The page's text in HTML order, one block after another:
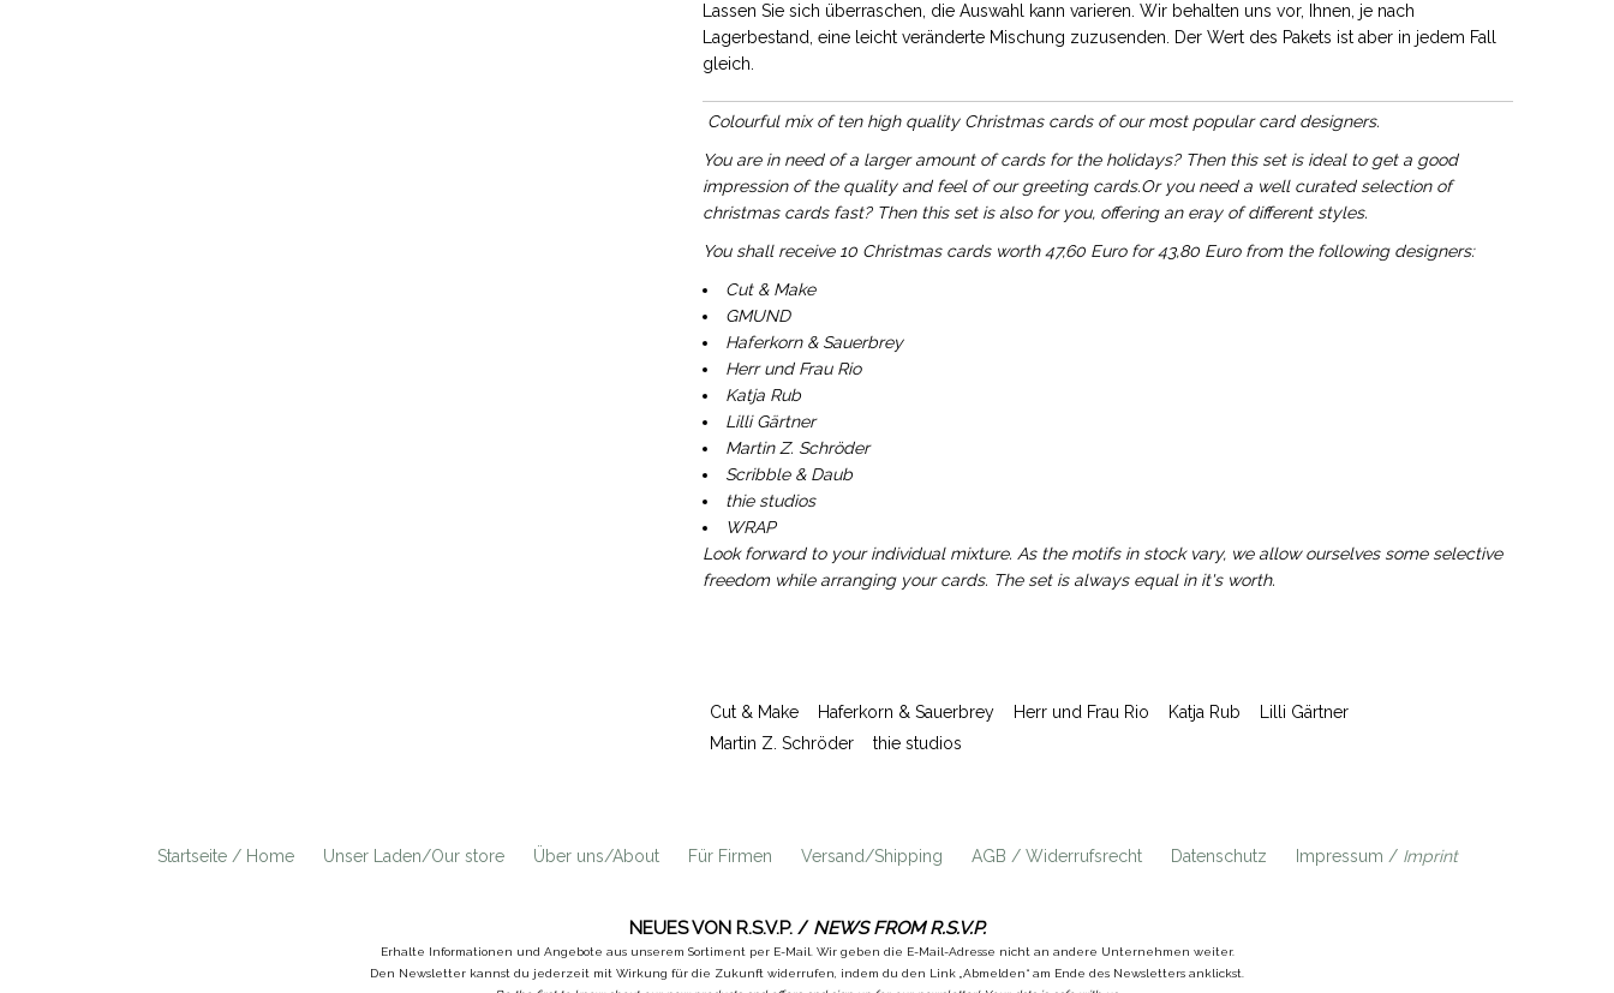
Lassen Sie sich überraschen, die Auswahl kann varieren. Wir behalten uns vor, Ihnen, je nach
Lagerbestand, eine leicht veränderte Mischung zuzusenden. Der Wert des Pakets ist aber in jedem Fall
gleich.
Colourful mix of ten high quality Christmas cards of our most popular card designers.
You are in need of a larger amount of cards for the holidays? Then this set is ideal to get a good
impression of the quality and feel of our greeting cards.Or you need a well curated selection of
christmas cards fast? Then this set is also for you, offering an eray of different styles.
You shall receive 10 Christmas cards worth 47,60 Euro for 43,80 Euro from the following designers:
Cut & Make
GMUND
Haferkorn & Sauerbrey
Herr und Frau Rio
Katja Rub
Lilli Gärtner
Martin Z. Schröder
Scribble & Daub
thie studios
WRAP
Look forward to your individual mixture. As the motifs in stock vary, we allow ourselves some selective
freedom while arranging your cards. The set is always equal in it's worth.
Cut & Make Haferkorn & Sauerbrey Herr und Frau Rio Katja Rub
Lilli Gärtner
Martin Z. Schröder
thie studios
Startseite / Home Unser Laden/Our store Über uns/About Für Firmen Versand/Shipping AGB / Widerrufsrecht Datenschutz Impressum / Imprint
NEUES VON R.S.V.P. / NEWS FROM R.S.V.P.
Erhalte Informationen und Angebote aus unserem Sortiment per E-Mail. Wir geben die E-Mail-Adresse nicht an andere Unternehmen weiter.
Den Newsletter kannst du jederzeit mit Wirkung für die Zukunft widerrufen, indem du den Link „Abmelden“ am Ende des Newsletters anklickst.